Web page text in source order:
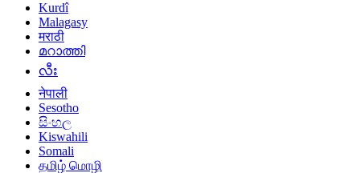
Kurdî
Malagasy
मराठी
മറാത്തി
လီး
नेपाली
Sesotho
සිංහල
Kiswahili
Somali
தமிழ் மொழி